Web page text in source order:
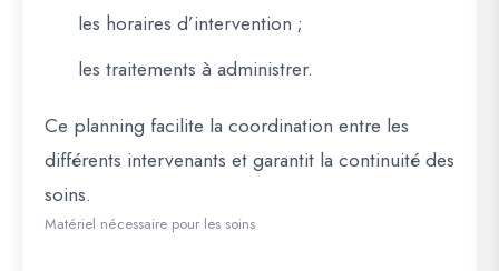
les horaires d’intervention ;
les traitements à administrer.
Ce planning facilite la coordination entre les
différents intervenants et garantit la continuité des
soins.
Matériel nécessaire pour les soins